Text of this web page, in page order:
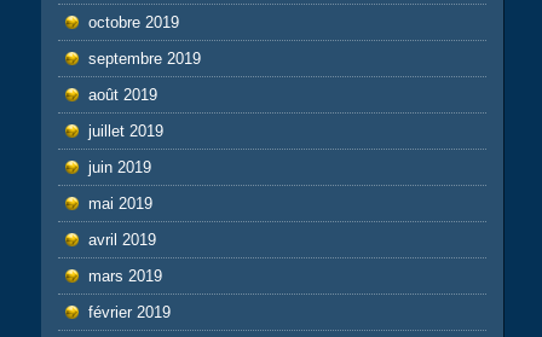
octobre 2019
septembre 2019
août 2019
juillet 2019
juin 2019
mai 2019
avril 2019
mars 2019
février 2019